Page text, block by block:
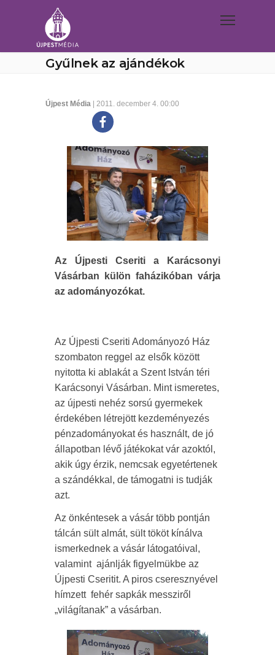
Gyűlnek az ajándékok
Újpest Média | 2011. december 4. 00:00
Az Újpesti Cseriti a Karácsonyi
Vásárban külön faházikóban várja
az adományozókat.
Az Újpesti Cseriti Adományozó Ház
szombaton reggel az elsők között
nyitotta ki ablakát a Szent István téri
Karácsonyi Vásárban. Mint ismeretes,
az újpesti nehéz sorsú gyermekek
érdekében létrejött kezdeményezés
pénzadományokat és használt, de jó
állapotban lévő játékokat vár azoktól,
akik úgy érzik, nemcsak egyetértenek
a szándékkal, de támogatni is tudják
azt.
Az önkéntesek a vásár több pontján
tálcán sült almát, sült tököt kínálva
ismerkednek a vásár látogatóival,
valamint ajánlják figyelmükbe az
Újpesti Cseritit. A piros cseresznyével
hímzett fehér sapkák messziről
„világítanak” a vásárban.